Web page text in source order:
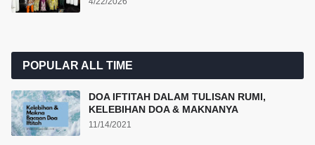
POPULAR ALL TIME
DOA IFTITAH DALAM TULISAN RUMI,
KELEBIHAN DOA & MAKNANYA
11/14/2021